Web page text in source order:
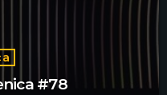
#78